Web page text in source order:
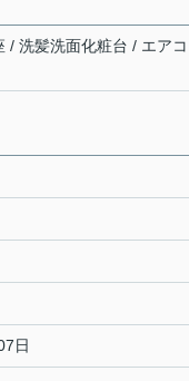
/ 洗髪洗面化粧台 / エアコ
日